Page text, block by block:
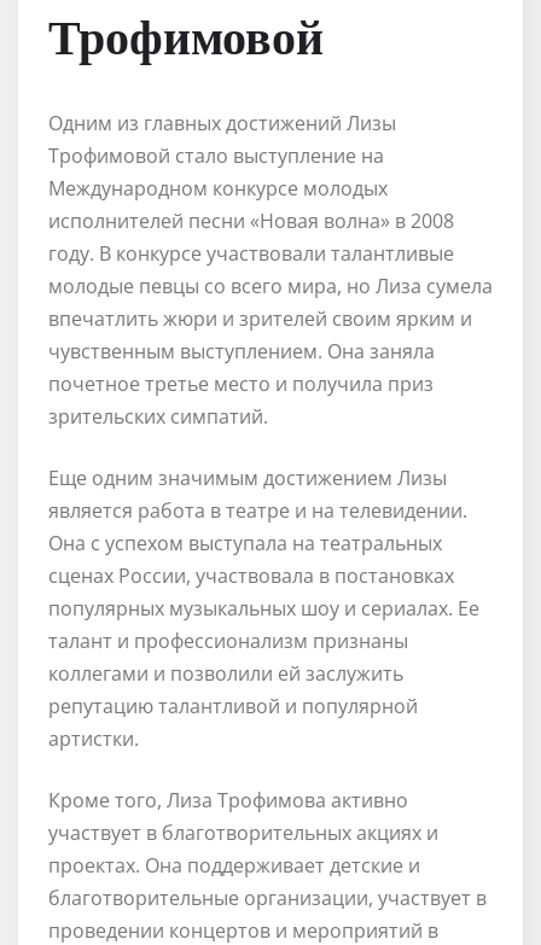
Трофимовой
Одним из главных достижений Лизы
Трофимовой стало выступление на
Международном конкурсе молодых
исполнителей песни «Новая волна» в 2008
году. В конкурсе участвовали талантливые
молодые певцы со всего мира, но Лиза сумела
впечатлить жюри и зрителей своим ярким и
чувственным выступлением. Она заняла
почетное третье место и получила приз
зрительских симпатий.
Еще одним значимым достижением Лизы
является работа в театре и на телевидении.
Она с успехом выступала на театральных
сценах России, участвовала в постановках
популярных музыкальных шоу и сериалах. Ее
талант и профессионализм признаны
коллегами и позволили ей заслужить
репутацию талантливой и популярной
артистки.
Кроме того, Лиза Трофимова активно
участвует в благотворительных акциях и
проектах. Она поддерживает детские и
благотворительные организации, участвует в
проведении концертов и мероприятий в